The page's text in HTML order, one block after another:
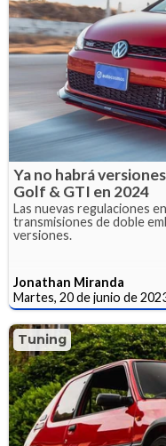
Ya no habrá
Golf & GTI en 2024
Las nuevas regulaciones
transmisiones de doble
versiones.
Jonathan Miranda
Martes, 20 de junio de
Tuning